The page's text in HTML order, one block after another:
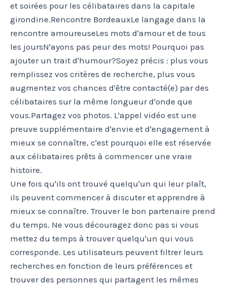
et soirées pour les célibataires dans la capitale
girondine.Rencontre BordeauxLe langage dans la
rencontre amoureuseLes mots d'amour et de tous
les joursN'ayons pas peur des mots! Pourquoi pas
ajouter un trait d'humour?Soyez précis : plus vous
remplissez vos critères de recherche, plus vous
augmentez vos chances d'être contacté(e) par des
célibataires sur la même longueur d'onde que
vous.Partagez vos photos. L'appel vidéo est une
preuve supplémentaire d'envie et d'engagement à
mieux se connaître, c'est pourquoi elle est réservée
aux célibataires prêts à commencer une vraie
histoire.
Une fois qu'ils ont trouvé quelqu'un qui leur plaît,
ils peuvent commencer à discuter et apprendre à
mieux se connaître. Trouver le bon partenaire prend
du temps. Ne vous découragez donc pas si vous
mettez du temps à trouver quelqu'un qui vous
corresponde. Les utilisateurs peuvent filtrer leurs
recherches en fonction de leurs préférences et
trouver des personnes qui partagent les mêmes